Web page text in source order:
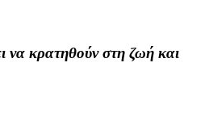
να κρατηθούν στη ζωή και